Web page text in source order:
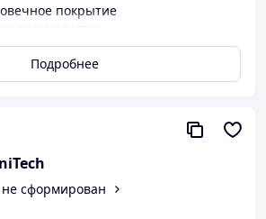
покрытие
и царапин
поверхность
металлических изделий
конструкции
Подробнее
не сформирован